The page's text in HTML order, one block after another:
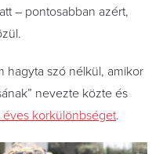
– pontosabban azért,
hagyta szó nélkül, amikor
nevezte közte és
éves korkülönbséget.